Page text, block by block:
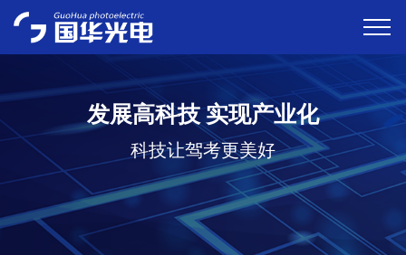
发展高科技 实现产业化
科技让驾考更美好